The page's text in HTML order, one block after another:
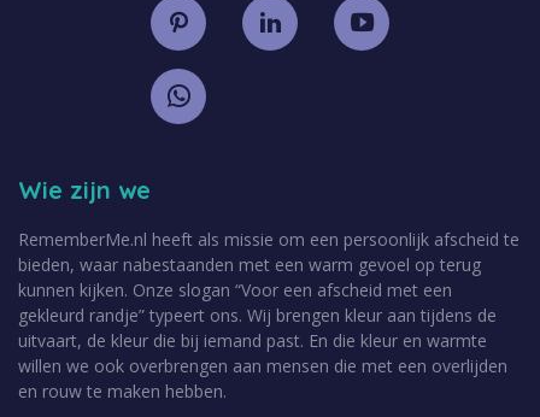
Wie zijn we
RememberMe.nl heeft als missie om een persoonlijk afscheid te
bieden, waar nabestaanden met een warm gevoel op terug
kunnen kijken. Onze slogan “Voor een afscheid met een
gekleurd randje” typeert ons. Wij brengen kleur aan tijdens de
uitvaart, de kleur die bij iemand past. En die kleur en warmte
willen we ook overbrengen aan mensen die met een overlijden
en rouw te maken hebben.